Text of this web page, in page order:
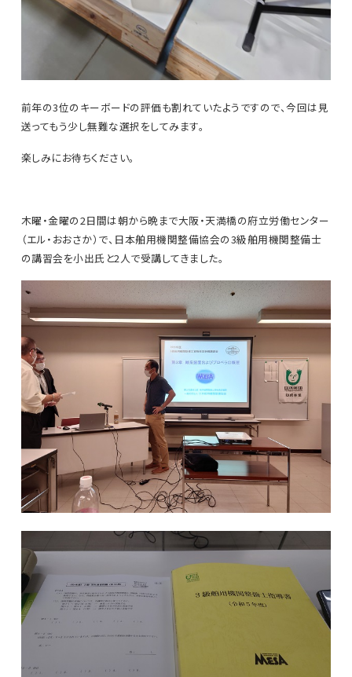
前年の3位のキーボードの評価も割れていたようですので、今回は見
送ってもう少し無難な選択をしてみます。
楽しみにお待ちください。
木曜・金曜の2日間は朝から晩まで大阪・天満橋の府立労働センター
（エル・おおさか）で、日本舶用機関整備協会の3級舶用機関整備士
の講習会を小出氏と2人で受講してきました。